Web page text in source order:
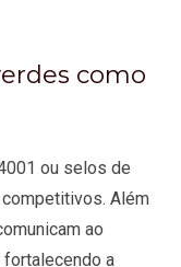
como
ou selos de
Além
ao
a